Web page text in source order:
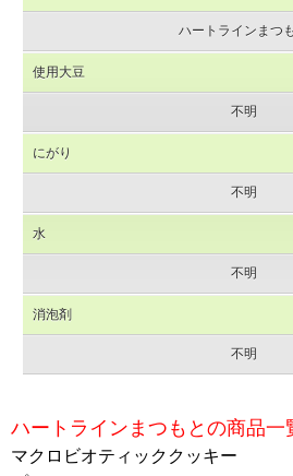
ハートラインまつ
使用大豆
不明
にがり
不明
水
不明
消泡剤
不明
ハートラインまつもとの商品一
マクロビオティッククッキー